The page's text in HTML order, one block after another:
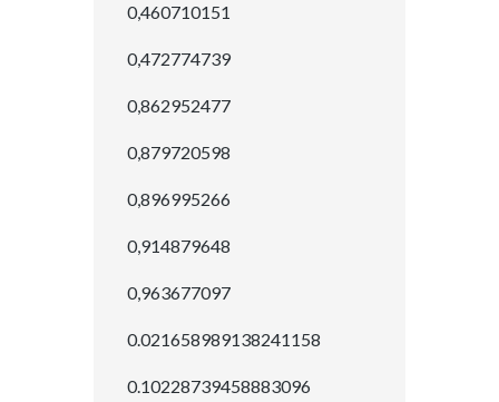
0,460710151
0,472774739
0,862952477
0,879720598
0,896995266
0,914879648
0,963677097
0.021658989138241158
0.10228739458883096